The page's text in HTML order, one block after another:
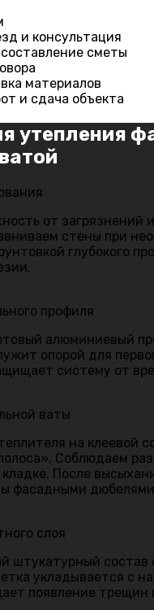
и консультация
сметы
материалов
и сдача объекта
утепления
от загрязнений
стены при
глубокого
профиля
алюминиевый
опорой для
систему от
ваты
на клеевой
Соблюдаем
После
фасадными
слоя
штукатурный
укладывается с
появление